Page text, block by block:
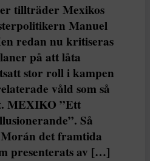
tillträder Mexikos
Manuel
redan nu kritiseras
på att låta
stor roll i kampen
våld som så
MEXIKO ”Ett
Så
det framtida
presenterats av […]